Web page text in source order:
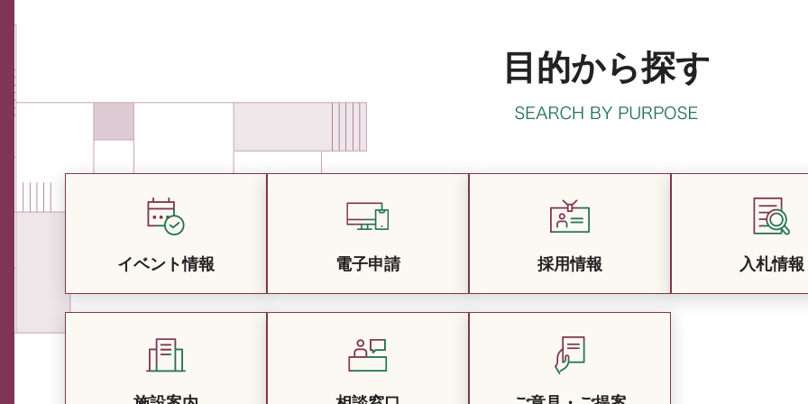
目的から探す
イベント情報 電子申請 採用情報 入札情報